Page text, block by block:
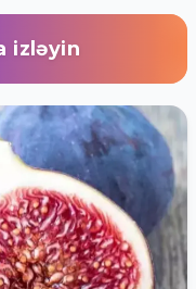
izləyin